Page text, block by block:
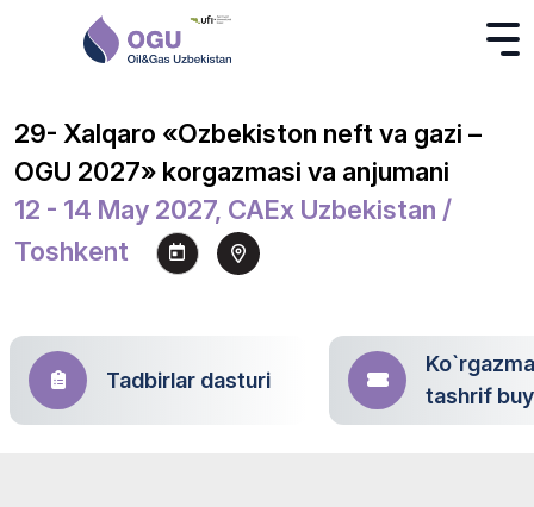
29- Xalqaro «Ozbekiston neft va gazi –
OGU 2027» korgazmasi va anjumani
12 - 14 May 2027, CAEx Uzbekistan /
Toshkent
Tadbirlar dasturi
tashrif